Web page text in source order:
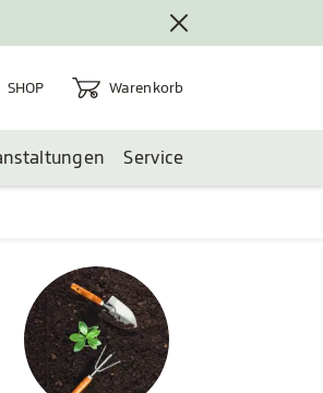
SHOP Warenkorb
Warenkorb
Service